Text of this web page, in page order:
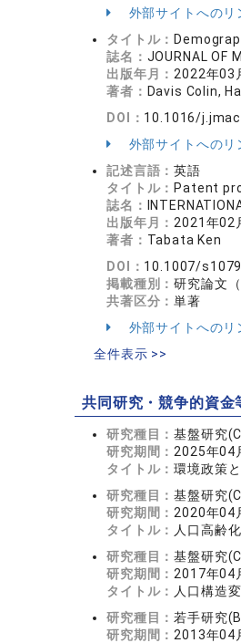
外部サイトへのリ
タイトル：
誌名： JOURNAL OF
出版年月： 2022年03
著者： Davis Colin,
DOI： 10.1016/
外部サイトへのリ
記述言語：英語
タイトル： Patent
誌名：
出版年月： 2021年02
著者： Tabata Ken
DOI： 10.1007/
掲載種別：研究論文
共著区分：単著
外部サイトへのリ
全件表示 >>
共同研究・競争的資金
研究種目：基盤研究
研究期間： 2025年04
タイトル：環境政策
研究種目：基盤研究
研究期間： 2020年04
タイトル： 人口高齢
研究種目：基盤研究
研究期間： 2017年04
タイトル： 人口構造
研究種目：若手研究
研究期間： 2013年04